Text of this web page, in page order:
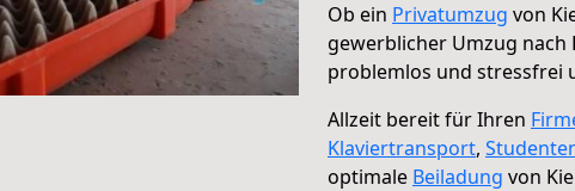
Ob ein Privatumzug von
gewerblicher Umzug nach
problemlos und stressfrei
Allzeit bereit für Ihren
Klaviertransport,
optimale Beiladung von